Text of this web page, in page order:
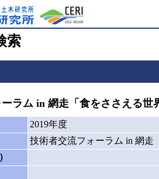
索
ラム in 網走「食をささえる世
2019年度
技術者交流フォーラム in 網走